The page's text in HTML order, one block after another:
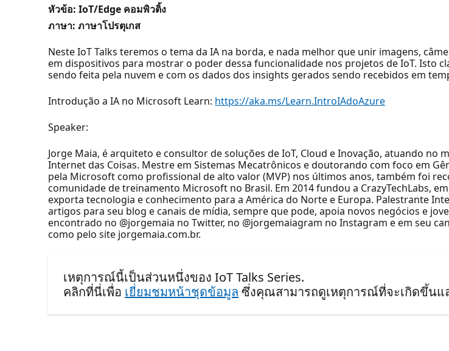
หัวข้อ: IoT/Edge คอมพิวติ้ง
ภาษา: ภาษาโปรตุเกส
Neste IoT Talks teremos o tema da IA na borda, e nada melhor que unir imagens,
em dispositivos para mostrar o poder dessa funcionalidade nos projetos de IoT. Isto
sendo feita pela nuvem e com os dados dos insights gerados sendo recebidos em
Introdução a IA no Microsoft Learn: https://aka.ms/Learn.IntroIAdoAzure
Speaker:
Jorge Maia, é arquiteto e consultor de soluções de IoT, Cloud e Inovação, atuando no
Internet das Coisas. Mestre em Sistemas Mecatrônicos e doutorando com foco em
pela Microsoft como profissional de alto valor (MVP) nos últimos anos, também foi
comunidade de treinamento Microsoft no Brasil. Em 2014 fundou a CrazyTechLabs,
exporta tecnologia e conhecimento para a América do Norte e Europa. Palestrante
artigos para seu blog e canais de mídia, sempre que pode, apoia novos negócios e
encontrado no @jorgemaia no Twitter, no @jorgemaiagram no Instagram e em seu
como pelo site jorgemaia.com.br.
เหตุการณ์นี้เป็นส่วนหนึ่งของ IoT Talks Series.
คลิกที่นี่เพื่อ เยี่ยมชมหน้าชุดข้อมูล ซึ่งคุณสามารถดูเหตุการณ์ที่จะเกิดขึ้นแ